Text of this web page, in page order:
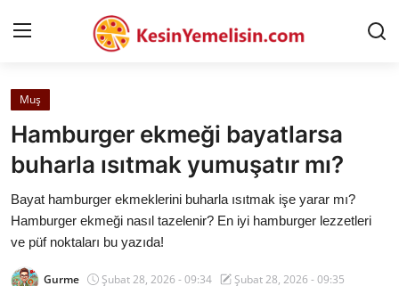
AnaSayfa
Gizlilik Sözleşmesi
Rüya Tabirleri
Diyet & Sağlıklı Beslenme
İletişim
Muş
Hamburger ekmeği bayatlarsa
buharla ısıtmak yumuşatır mı?
Bayat hamburger ekmeklerini buharla ısıtmak işe yarar mı?
Hamburger ekmeği nasıl tazelenir? En iyi hamburger lezzetleri
ve püf noktaları bu yazıda!
Gurme Şubat 28, 2026 - 09:34
Şubat 28, 2026 - 09:35